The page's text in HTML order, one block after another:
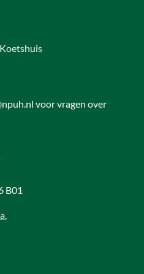
voor vragen over
B01